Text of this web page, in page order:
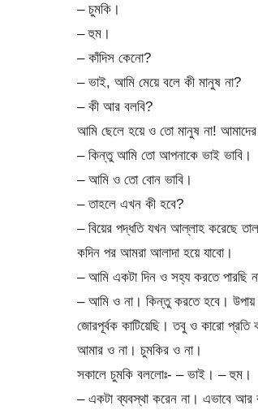
– চুমকি।
– হুম।
– কাঁদিস কেনো?
– ভাই, আমি মেয়ে বলে কী মানুষ না?
– কী আর বলবি?
আমি ছেলে হয়ে ও তো মানুষ না!
– কিন্তু আমি তো আপনাকে ভাই ভাবি।
– আমি ও তো বোন ভাবি।
– তাহলে এখন কী হবে?
– বিয়ের পদ্ধতি যখন আল্লাহ করেছে
কদিন পর আমরা আলাদা হয়ে যাবো।
– আমি একটা দিন ও সহ্য করতে পারছি
– আমি ও না। কিন্তু করতে হবে। উপায়
জোরপূর্বক কাটিয়েছি। তবু ও কারো
আমার ও না। চুমকির ও না।
সকালে চুমকি বললোঃ- – ভাই। – হুম।
– একটা ব্যবস্থা করেন না। এভাবে আর